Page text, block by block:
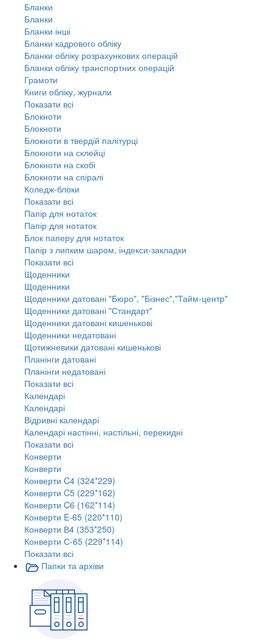
Бланки
Бланки
Бланки інші
Бланки кадрового обліку
Бланки обліку розрахункових операцій
Бланки обліку транспортних операцій
Грамоти
Книги обліку, журнали
Показати всі
Блокноти
Блокноти
Блокноти в твердій палітурці
Блокноти на склейці
Блокноти на скобі
Блокноти на спіралі
Коледж-блоки
Показати всі
Папір для нотаток
Папір для нотаток
Блок паперу для нотаток
Папір з липким шаром, індекси-закладки
Показати всі
Щоденники
Щоденники
Щоденники датовані "Бюро", "Бізнес","Тайм-центр"
Щоденники датовані "Стандарт"
Щоденники датовані кишенькові
Щоденники недатовані
Щотижневики датовані кишенькові
Планінги датовані
Планінги недатовані
Показати всі
Календарі
Календарі
Відривні календарі
Календарі настінні, настільні, перекидні
Показати всі
Конверти
Конверти
Конверти C4 (324*229)
Конверти C5 (229*162)
Конверти C6 (162*114)
Конверти E-65 (220*110)
Конверти В4 (353*250)
Конверти С-65 (229*114)
Показати всі
Папки та архіви